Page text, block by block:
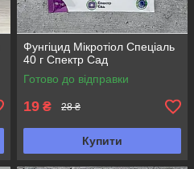
Фунгіцид Мікротіол Спеціаль
40 г Спектр Сад
Готово до відправки
19 ₴ 28 ₴
Купити